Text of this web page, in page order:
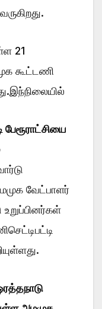
21
கூட்டணி
பேரூராட்சியை
வேட்பாளர்
உறுப்பினர்கள்